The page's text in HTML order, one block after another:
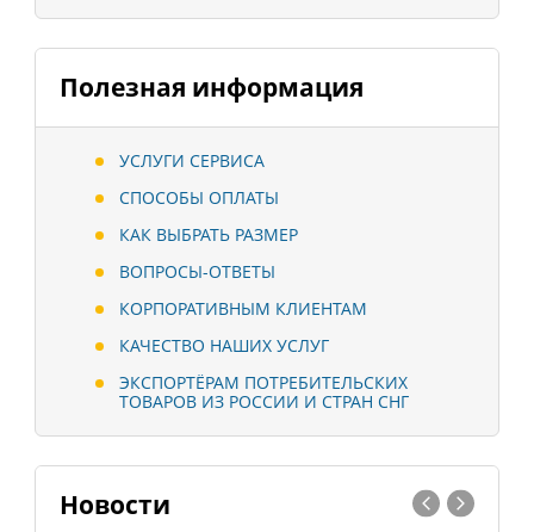
Полезная информация
УСЛУГИ СЕРВИСА
СПОСОБЫ ОПЛАТЫ
КАК ВЫБРАТЬ РАЗМЕР
ВОПРОСЫ-ОТВЕТЫ
КОРПОРАТИВНЫМ КЛИЕНТАМ
КАЧЕСТВО НАШИХ УСЛУГ
ЭКСПОРТЁРАМ ПОТРЕБИТЕЛЬСКИХ
ТОВАРОВ ИЗ РОССИИ И СТРАН СНГ
Новости